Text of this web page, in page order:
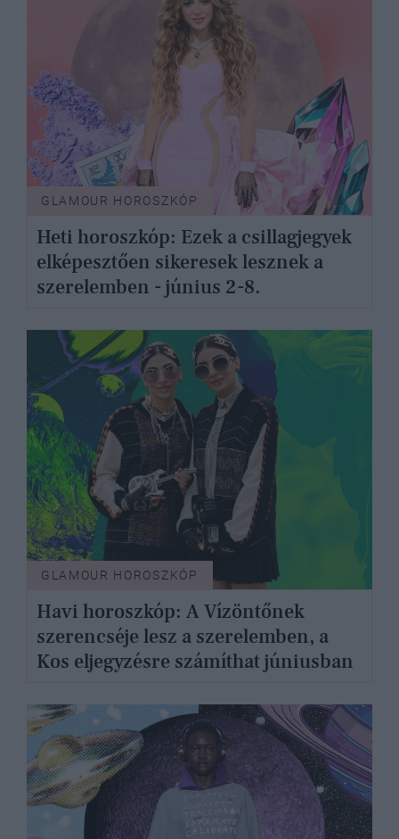
GLAMOUR HOROSZKÓP
Heti horoszkóp: Ezek a csillagjegyek
elképesztően sikeresek lesznek a
szerelemben - június 2-8.
GLAMOUR HOROSZKÓP
Havi horoszkóp: A Vízöntőnek
szerencséje lesz a szerelemben, a
Kos eljegyzésre számíthat júniusban